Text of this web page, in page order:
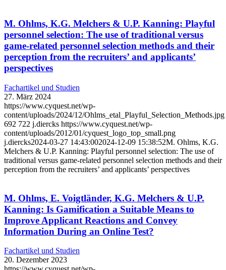
M. Ohlms, K.G. Melchers & U.P. Kanning: Playful
personnel selection: The use of traditional versus
game-related personnel selection methods and their
perception from the recruiters’ and applicants’
perspectives
Fachartikel und Studien
27. März 2024
https://www.cyquest.net/wp-
content/uploads/2024/12/Ohlms_etal_Playful_Selection_Methods.jpg
692 722 j.diercks https://www.cyquest.net/wp-
content/uploads/2012/01/cyquest_logo_top_small.png
j.diercks2024-03-27 14:43:002024-12-09 15:38:52M. Ohlms, K.G.
Melchers & U.P. Kanning: Playful personnel selection: The use of
traditional versus game-related personnel selection methods and their
perception from the recruiters’ and applicants’ perspectives
M. Ohlms, E. Voigtländer, K.G. Melchers & U.P.
Kanning: Is Gamification a Suitable Means to
Improve Applicant Reactions and Convey
Information During an Online Test?
Fachartikel und Studien
20. Dezember 2023